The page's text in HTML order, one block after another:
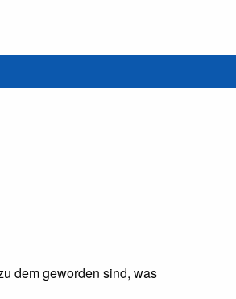
dem geworden sind, was